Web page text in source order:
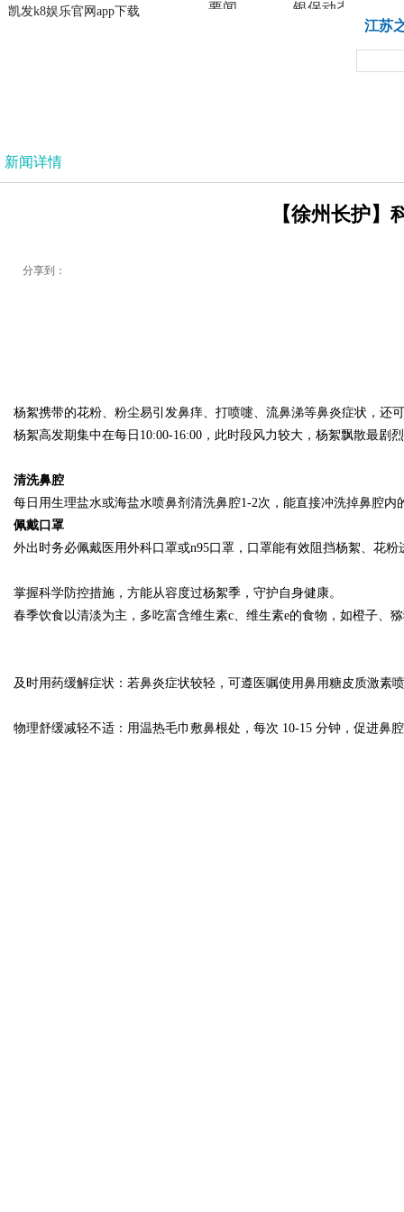
凯发k8娱乐官网app下载
凯发k8娱乐官网app下载
要闻 银保动态
江苏
新闻详情
【徐州长护
分享到：
杨絮携带的花粉、粉尘易引发鼻痒、打喷嚏、流鼻涕等鼻炎症状，还
杨絮高发期集中在每日10:00-16:00，此时段风力较大，杨絮飘散最
清洗鼻腔
每日用生理盐水或海盐水喷鼻剂清洗鼻腔1-2次，能直接冲洗掉鼻腔
佩戴口罩
外出时务必佩戴医用外科口罩或n95口罩，口罩能有效阻挡杨絮、花
掌握科学防控措施，方能从容度过杨絮季，守护自身健康。
春季饮食以清淡为主，多吃富含维生素c、维生素e的食物，如橙子、
及时用药缓解症状：若鼻炎症状较轻，可遵医嘱使用鼻用糖皮质激素
物理舒缓减轻不适：用温热毛巾敷鼻根处，每次 10-15 分钟，促进鼻